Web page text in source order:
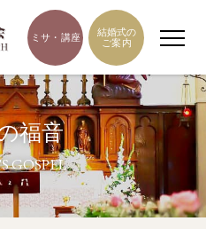
ミサ・講座
結婚式の
ご案内
福音
GOSPEL